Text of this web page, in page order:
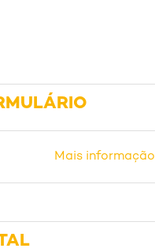
Mais informação